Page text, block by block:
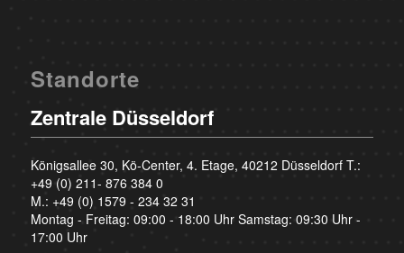
Standorte
Zentrale Düsseldorf
Königsallee 30, Kö-Center, 4. Etage, 40212 Düsseldorf T.:
+49 (0) 211- 876 384 0
M.: +49 (0) 1579 - 234 32 31
Montag - Freitag: 09:00 - 18:00 Uhr Samstag: 09:30 Uhr -
17:00 Uhr